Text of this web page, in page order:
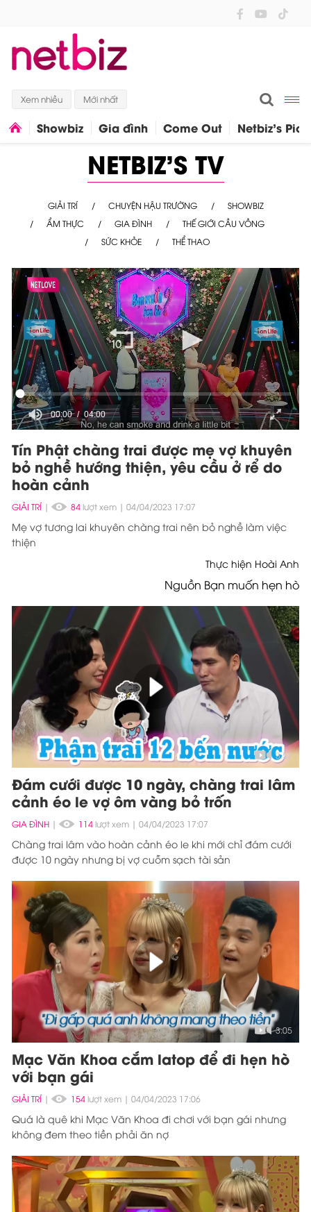
Xem nhiều Mới nhất
Showbiz Gia đình Come Out Netbiz's Pick
NETBIZ'S TV
GIẢI TRÍ CHUYỆN HẬU TRƯỜNG
SHOWBIZ
ẨM THỰC
GIA ĐÌNH
THẾ GIỚI CẦU VỒNG
SỨC KHỎE
THỂ THAO
00:00 04:00
Tín Phật chàng trai được mẹ vợ khuyên
bỏ nghề hướng thiện, yêu cầu ở rể do
hoàn cảnh
GIẢI TRÍ | 84 lượt xem 04/04/2023 17:07
Mẹ vợ tương lai khuyên chàng trai nên bỏ nghề làm việc
thiện
Thực hiện Hoài Anh
Nguồn Bạn muốn hẹn hò
3:57
Đám cưới được 10 ngày, chàng trai lâm
cảnh éo le vợ ôm vàng bỏ trốn
GIA ĐÌNH | 114 lượt xem 04/04/2023 17:07
Chàng trai lâm vào hoàn cảnh éo le khi mới chỉ đám cưới
được 10 ngày nhưng bị vợ cuỗm sạch tài sản
3:05
Mạc Văn Khoa cắm latop để đi hẹn hò
với bạn gái
GIẢI TRÍ | 154 lượt xem 04/04/2023 17:06
Quá là quê khi Mạc Văn Khoa đi chơi với bạn gái nhưng
không đem theo tiền phải ăn nợ